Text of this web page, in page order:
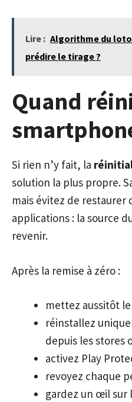
Lire : Algorithme du
prédire le tirage ?
Quand
Si rien n’y fait, la
solution la plus propre.
mais évitez de restaurer
applications : la source
revenir.
Après la remise à zéro :
mettez aussitôt
réinstallez
depuis les stores
activez Play
revoyez chaque
gardez un œil sur